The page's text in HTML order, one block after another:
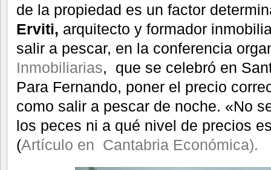
de la propiedad es un factor
Erviti, arquitecto y formador
salir a pescar, en la conferencia
Inmobiliarias, que se celebró en
Para Fernando, poner el precio
como salir a pescar de noche. «No
los peces ni a qué nivel de precios
(Artículo en Cantabria Económica).